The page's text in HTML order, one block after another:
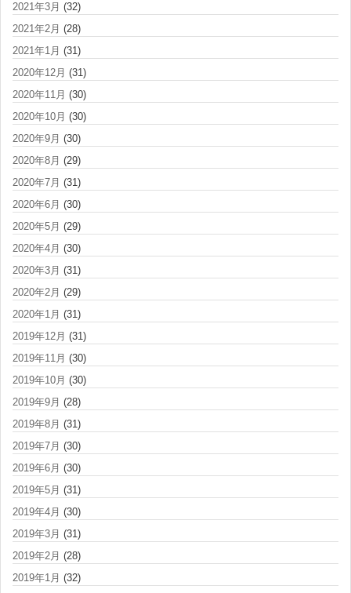
2021年3月 (32)
2021年2月 (28)
2021年1月 (31)
2020年12月 (31)
2020年11月 (30)
2020年10月 (30)
2020年9月 (30)
2020年8月 (29)
2020年7月 (31)
2020年6月 (30)
2020年5月 (29)
2020年4月 (30)
2020年3月 (31)
2020年2月 (29)
2020年1月 (31)
2019年12月 (31)
2019年11月 (30)
2019年10月 (30)
2019年9月 (28)
2019年8月 (31)
2019年7月 (30)
2019年6月 (30)
2019年5月 (31)
2019年4月 (30)
2019年3月 (31)
2019年2月 (28)
2019年1月 (32)